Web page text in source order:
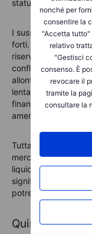
nonché per
consentire la
"Accetta tutto"
relativo
"Gestisci
consenso. È
revocare il
tramite la
consultare la
statunitensi.
I sussurri
forti. Anche se la
riserva globale non
conflittuali di Trump
allontanarsi
lenta deriva
finanza globale,
americano-centrico.
Tuttavia, gli
mercato unico è in
liquidità degli asset
significativa della
potrebbe avere
Quindi, è un